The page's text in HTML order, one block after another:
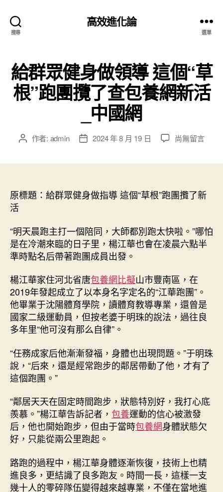
搜尋
高效進化論
選單
給群眾健身做領導 這個“草
根”跑團攬了查包養網新活
_中國網
文 作者: admin
文
期
2024 年 8 月 19 日
在
身
導
這
個
跑
團
攬
了
查
網
新
中
國
網〉
中
尚無留言
原標題：給群眾健身做指導 這個“草根”跑團攬了新
活
“明天晨跑主打一個陪同，大師都別跑太快啦。”哪怕
是在冷潮來臨的日子里，楊江華也會在凌晨六點半
準時點名后帶著跑團成員出發。
楊江華家住河北省唐包養網比擬山市豐南區，在
2019年發起成立了以本身名字定名的“江華跑團”。
他畢業于沈陽體育學院，讀體育教導專業，還曾是
國家二級運動員，但按老婆于明珠的說法，過往良
多年里“他可沒有那么自律”。
“任務成家后他漸漸發福，身體也出現問題。”于明珠
說，“后來，還是經常跑步的鄰居帶動了他，才有了
這個跑團。”
“鄰居天天在固定時間跑步，狀態特別好，我打心底
羨慕。”楊江華告訴記者， 包養運動的信心被激發
后，他也開始跑步，但由于當時包養網身體狀態欠
好，只能從兩公里跑起。
路跑的過程中，楊江華身體逐漸恢復，技術上也精
進良多，更結識了良多跑友。時間一長，這樣一支
幾十人的零碎隊伍變得越來越專業，不僅在當地進